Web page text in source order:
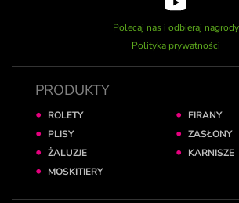
Polecaj nas i odbieraj nagrody
Polityka prywatności
PRODUKTY
ROLETY
PLISY
ŻALUZJE
MOSKITIERY
FIRANY
ZASŁONY
KARNISZE